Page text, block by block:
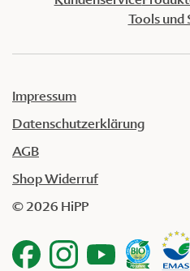
Tools und
Impressum
Datenschutzerklärung
AGB
Shop Widerruf
© 2026 HiPP